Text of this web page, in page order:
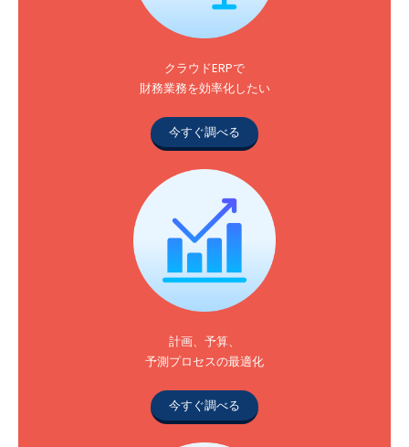
クラウドERPで
財務業務を効率化したい
今すぐ調べる
計画、予算、
予測プロセスの最適化
今すぐ調べる